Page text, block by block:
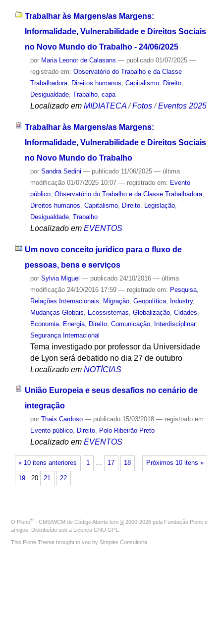
Trabalhar às Margens/as Margens:
Informalidade, Vulnerabilidade e Direitos Sociais
no Novo Mundo do Trabalho - 24/06/2025
por Maria Leonor de Calasans — publicado01/07/2025 —
registrado em: Observatório do Trabalho e da Classe
Trabalhadora, Direitos humanos, Capitalismo, Direito,
Desigualdade, Trabalho, capa
Localizado em MIDIATECA /Fotos /Eventos 2025
Trabalhar às Margens/as Margens:
Informalidade, Vulnerabilidade e Direitos Sociais
no Novo Mundo do Trabalho
por Sandra Sedini — publicado11/06/2025 — última
modificação01/07/2025 10:07 — registrado em: Evento
público, Observatório do Trabalho e da Classe Trabalhadora,
Direitos humanos Capitalismo, Direito, Legislação,
Desigualdade, Trabalho
Localizado em EVENTOS
Um novo conceito jurídico para o fluxo de
pessoas, bens e serviços
por Sylvia Miguel — publicado24/10/2016 — última
modificação24/10/2016 17:59 — registrado em: Pesquisa,
Relações Internacionais
Migração, Geopolítica, Industry,
Mudanças Globais
Ecossistemas Globalização, Cidades
Economia, Energia, Direito, Comunicação, Interdisciplinar,
Segurança Internacional
Tema investigado por professor da Universidade
de Lyon será debatido no dia 27 de outubro
Localizado em NOTÍCIAS
União Europeia e seus desafios no cenário de
integração
por Thais Cardoso — publicado15/03/2018 — registrado em:
Evento público, Direito, Polo Ribeirão Preto
Localizado em EVENTOS
« 10 itens anteriores Próximos 10 itens »
1 … 17 18
19 20 21 22
O Plone® - CMS/WCM de Código Aberto tem © 2000-2026 pela Fundação Plone e
amigos. Distribuído sob a Licença GNU GPL
This Plone Theme brought to you by Simples Consultoria